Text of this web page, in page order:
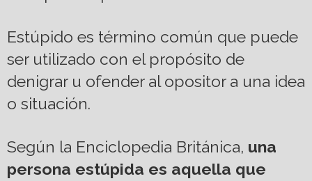
Estúpido es término común que puede
ser utilizado con el propósito de
denigrar u ofender al opositor a una idea
o situación.
Según la Enciclopedia Británica, una
persona estúpida es aquella que